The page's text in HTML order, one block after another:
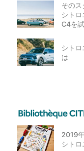
そのス
シト
C4を
シト
は
2019
シトロ